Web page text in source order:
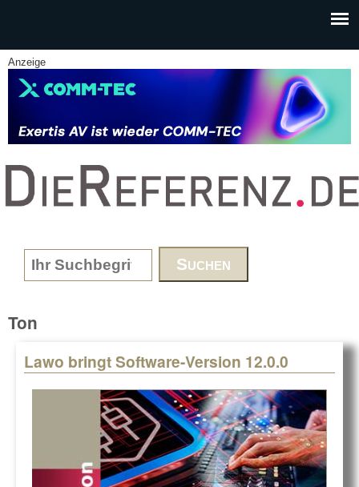
Anzeige
www.DieReferenz.de
Search form
Ton
Lawo bringt Software-Version 12.0.0
Pages